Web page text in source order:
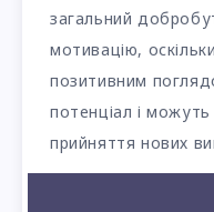
загальний
мотивацію,
позитивним
потенціал і
прийняття нових